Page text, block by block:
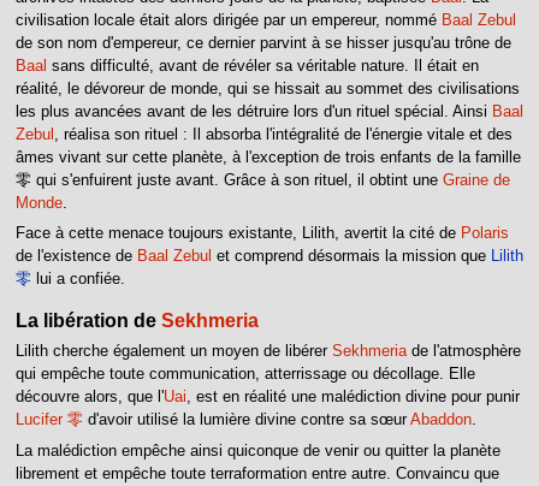
civilisation locale était alors dirigée par un empereur, nommé Baal Zebul
de son nom d'empereur, ce dernier parvint à se hisser jusqu'au trône de
Baal sans difficulté, avant de révéler sa véritable nature. Il était en
réalité, le dévoreur de monde, qui se hissait au sommet des civilisations
les plus avancées avant de les détruire lors d'un rituel spécial. Ainsi Baal
Zebul , réalisa son rituel : Il absorba l'intégralité de l'énergie vitale et des
âmes vivant sur cette planète, à l'exception de trois enfants de la famille
零 qui s'enfuirent juste avant. Grâce à son rituel, il obtint une Graine de
Monde.
Face à cette menace toujours existante, Lilith, avertit la cité de Polaris
de l'existence de Baal Zebul et comprend désormais la mission que Lilith
零 lui a confiée.
La libération de Sekhmeria
Lilith cherche également un moyen de libérer Sekhmeriade l'atmosphère
qui empêche toute communication, atterrissage ou décollage. Elle
découvre alors, que l'Uai, est en réalité une malédiction divine pour punir
Lucifer 零 d'avoir utilisé la lumière divine contre sa sœur Abaddon.
La malédiction empêche ainsi quiconque de venir ou quitter la planète
librement et empêche toute terraformation entre autre. Convaincu que